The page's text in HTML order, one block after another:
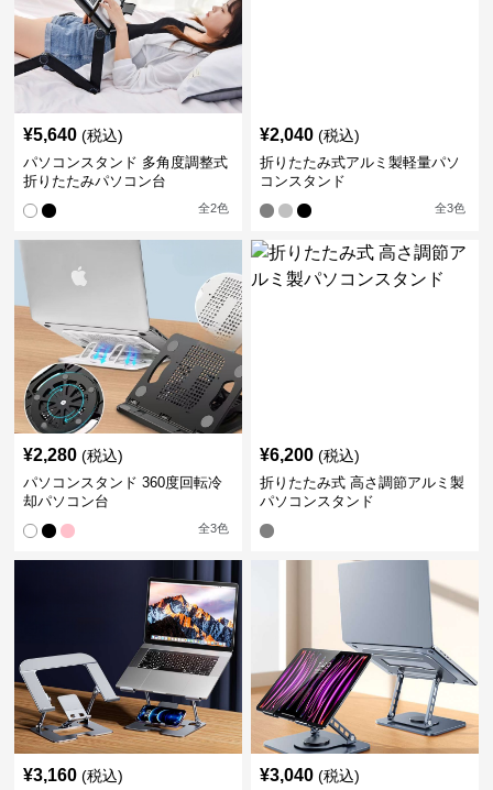
¥5,640 (税込)
パソコンスタンド 多角度調整式
折りたたみパソコン台
全2色
¥2,040 (税込)
折りたたみ式アルミ製軽量パソ
コンスタンド
全3色
¥2,280 (税込)
パソコンスタンド 360度回転冷
却パソコン台
全3色
¥6,200 (税込)
折りたたみ式 高さ調節アルミ製
パソコンスタンド
¥3,160 (税込) ¥3,040 (税込)